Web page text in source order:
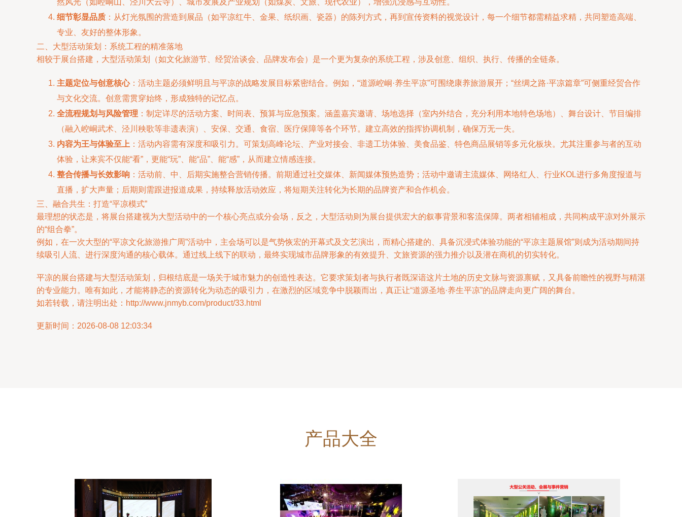
然风光（如崆峒山、泾川大云寺）、城市发展及产业规划（如煤炭、文旅、现代农业），增强沉浸感与互动性。
细节彰显品质 ：从灯光氛围的营造到展品（如平凉红牛、金果、纸织画、瓷器）的陈列方式，再到宣传资料的视觉设计，每一个细节都需精益求精，共同塑造高端、
专业、友好的整体形象。
二、大型活动策划：系统工程的精准落地
相较于展台搭建，大型活动策划（如文化旅游节、经贸洽谈会、品牌发布会）是一个更为复杂的系统工程，涉及创意、组织、执行、传播的全链条。
主题定位与创意核心：活动主题必须鲜明且与平凉的战略发展目标紧密结合。例如，“道源崆峒·养生平凉”可围绕康养旅游展开；“丝绸之路·平凉篇章”可侧重经贸合作
与文化交流。创意需贯穿始终，形成独特的记忆点。
全流程规划与风险管理 ：制定详尽的活动方案、时间表、预算与应急预案。涵盖嘉宾邀请、场地选择（室内外结合，充分利用本地特色场地）、舞台设计、节目编排
（融入崆峒武术、泾川秧歌等非遗表演）、安保、交通、食宿、医疗保障等各个环节。建立高效的指挥协调机制，确保万无一失。
内容为王与体验至上 ：活动内容需有深度和吸引力。可策划高峰论坛、产业对接会、非遗工坊体验、美食品鉴、特色商品展销等多元化板块。尤其注重参与者的互动
体验，让来宾不仅能“看”，更能“玩”、能“品”、能“感”，从而建立情感连接。
整合传播与长效影响 ：活动前、中、后期实施整合营销传播。前期通过社交媒体、新闻媒体预热造势；活动中邀请主流媒体、网络红人、行业KOL进行多角度报道与
直播，扩大声量；后期则需跟进报道成果，持续释放活动效应，将短期关注转化为长期的品牌资产和合作机会。
三、融合共生：打造“平凉模式”
最理想的状态是，将展台搭建视为大型活动中的一个核心亮点或分会场，反之，大型活动则为展台提供宏大的叙事背景和客流保障。两者相辅相成，共同构成平凉对外展示
的“组合拳”。
例如，在一次大型的“平凉文化旅游推广周”活动中，主会场可以是气势恢宏的开幕式及文艺演出，而精心搭建的、具备沉浸式体验功能的“平凉主题展馆”则成为活动期间持
续吸引人流、进行深度沟通的核心载体。通过线上线下的联动，最终实现城市品牌形象的有效提升、文旅资源的强力推介以及潜在商机的切实转化。
平凉的展台搭建与大型活动策划，归根结底是一场关于城市魅力的创造性表达。它要求策划者与执行者既深谙这片土地的历史文脉与资源禀赋，又具备前瞻性的视野与精湛
的专业能力。唯有如此，才能将静态的资源转化为动态的吸引力，在激烈的区域竞争中脱颖而出，真正让“道源圣地·养生平凉”的品牌走向更广阔的舞台。
如若转载，请注明出处：http://www.jnmyb.com/product/33.html
更新时间：2026-08-08 12:03:34
产品大全